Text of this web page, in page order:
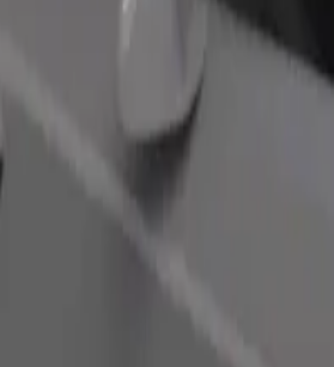
specifické požadavky, dejte to řidiči